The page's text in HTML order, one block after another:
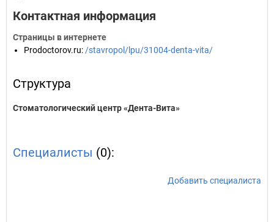
Контактная информация
Страницы в интернете
Prodoctorov.ru: /stavropol/lpu/31004-denta-vita/
Структура
Стоматологический центр «Дента-Вита»
Специалисты (0):
Добавить специалиста